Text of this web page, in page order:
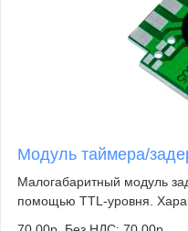
Модуль таймера/
Малогабаритный модуль
помощью TTL-уровня.